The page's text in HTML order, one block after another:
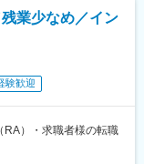
業少なめ／イン
験歓迎
RA）・求職者様の転職